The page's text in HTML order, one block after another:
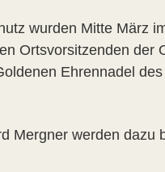
wurden Mitte März
Ortsvorsitzenden der
Ehrennadel
Mergner werden dazu